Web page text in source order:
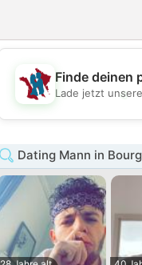
💖
Finde deinen
Lade jetzt
Dating Mann in